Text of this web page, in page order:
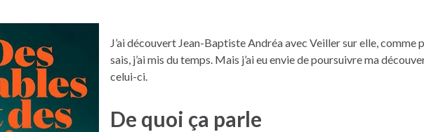
J’ai découvert Jean-Baptiste Andréa avec Veiller sur elle, comme
sais, j’ai mis du temps. Mais j’ai eu envie de poursuivre ma
celui-ci.
De quoi ça parle